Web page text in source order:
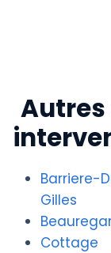
Barriere-
Gilles
Cottage